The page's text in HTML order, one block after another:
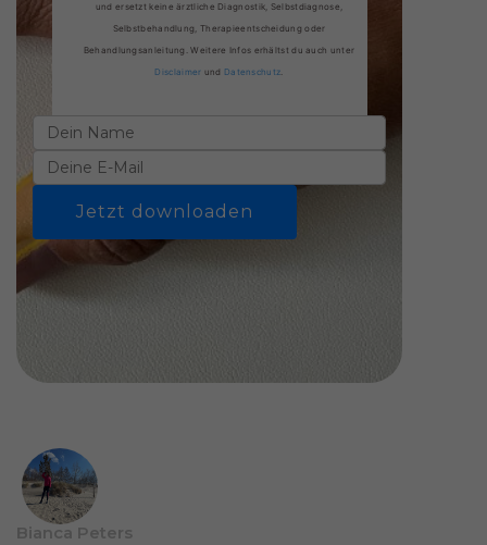
und ersetzt keine ärztliche Diagnostik, Selbstdiagnose,
Selbstbehandlung, Therapieentscheidung oder
Behandlungsanleitung. Weitere Infos erhältst du auch unter
Disclaimer und Datenschutz.
Jetzt downloaden
Bianca Peters